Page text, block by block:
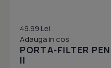
49.99 Lei
Adauga in cos
PORTA-FILTER
II